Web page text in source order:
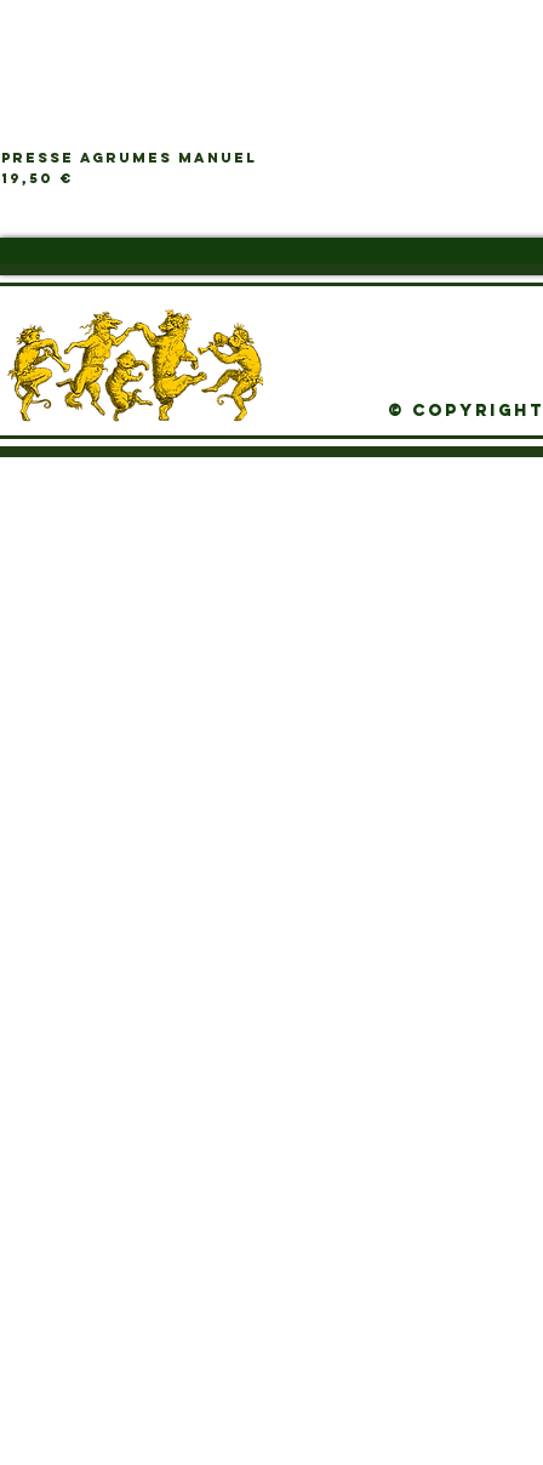
PRESSE AGRUMES MANUEL
Prix
19,50 €
© Copyright